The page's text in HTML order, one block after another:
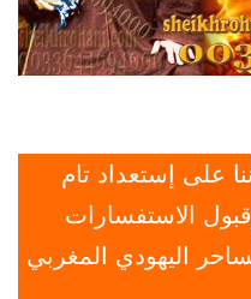
على إستعداد تام
الاستفسارات
اليهودي المغربي